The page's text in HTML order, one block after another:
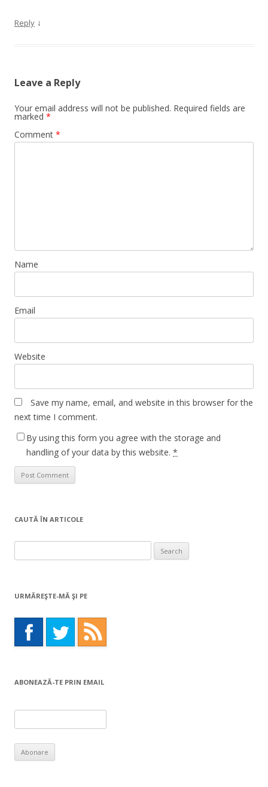
Reply ↓
Leave a Reply
Your email address will not be published. Required fields are
marked *
Comment *
Name
Email
Website
Save my name, email, and website in this browser for the
next time I comment.
By using this form you agree with the storage and
handling of your data by this website. *
CAUTĂ ÎN ARTICOLE
for:
URMĂREŞTE-MĂ ŞI PE
ABONEAZĂ-TE PRIN EMAIL